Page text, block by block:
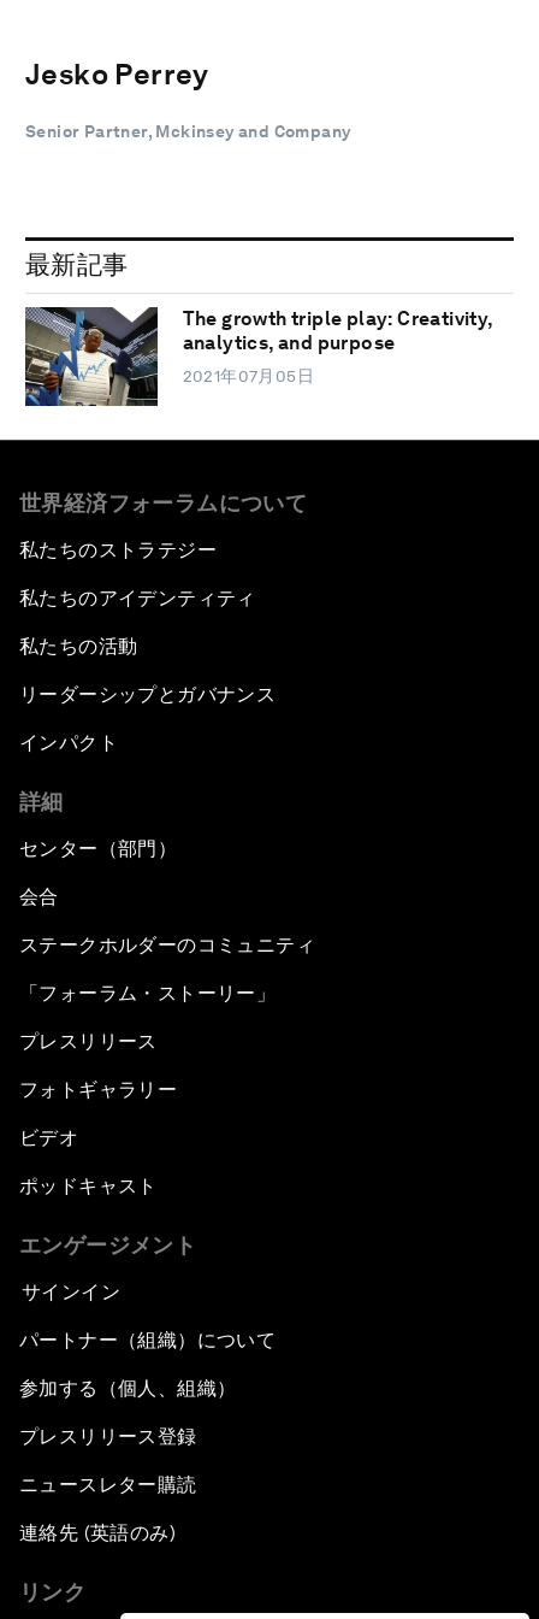
Jesko Perrey
Senior Partner, Mckinsey and Company
最新記事
The growth triple play: Creativity,
analytics, and purpose
2021年07月05日
世界経済フォーラムについて
私たちのストラテジー
私たちのアイデンティティ
私たちの活動
リーダーシップとガバナンス
インパクト
詳細
センター（部門）
会合
ステークホルダーのコミュニティ
「フォーラム・ストーリー」
プレスリリース
フォトギャラリー
ビデオ
ポッドキャスト
エンゲージメント
サインイン
パートナー（組織）について
参加する（個人、組織）
プレスリリース登録
ニュースレター購読
連絡先 (英語のみ)
リンク